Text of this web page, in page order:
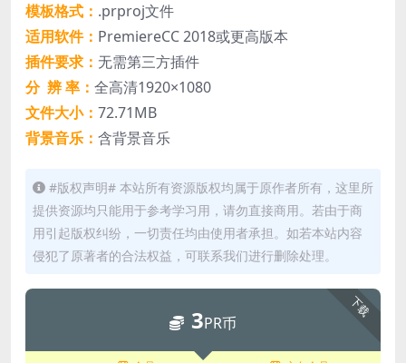
模板格式： .prproj文件
适用软件： PremiereCC 2018或更高版本
插件要求： 无需第三方插件
分 辨 率： 全高清1920×1080
文件大小： 72.71MB
背景音乐： 含背景音乐
#版权声明# 本站所有资源版权均属于原作者所有，这里所
提供资源均只能用于参考学习用，请勿直接商用。若由于商
用引起版权纠纷，一切责任均由使用者承担。如若本站内容
侵犯了原著者的合法权益，可联系我们进行删除处理。
下载
3PR币